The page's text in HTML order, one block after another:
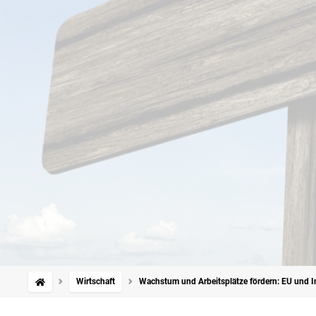
Wirtschaft Wachstum und Arbeitsplätze fördern: EU und